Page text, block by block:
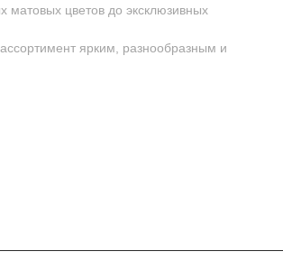
матовых цветов до эксклюзивных
ярким, разнообразным и